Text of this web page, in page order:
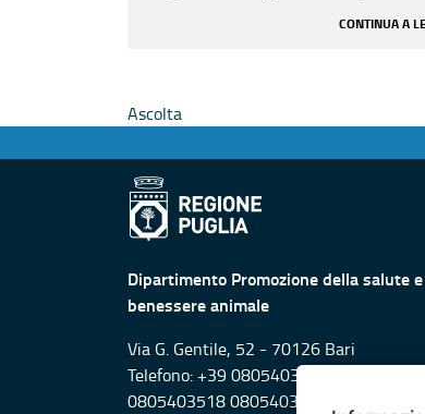
CONTINUA A
Ascolta
Dipartimento Promozione della salute
benessere animale
Via G. Gentile, 52 - 70126 Bari
Telefono: +39 0805403556
0805403518 0805403214